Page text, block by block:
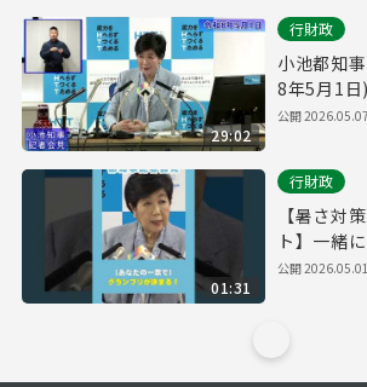
29:02
行財政
小池都知
8年5月1日)
公開 2026.05.07
01:31
行財政
【暑さ対
ト】一緒
公開 2026.05.01